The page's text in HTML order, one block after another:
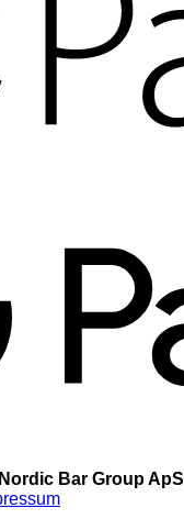
Nordic Bar Group ApS